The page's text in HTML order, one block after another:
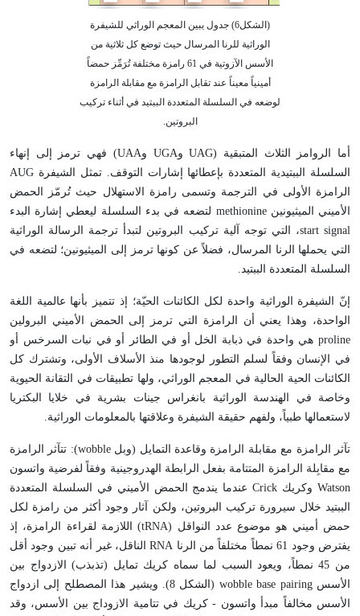
(الشكل6) جدول يبين المعجم الوراثي للشيفرة
الوراثية للرنا المرسال حيث توضع كل ثلاثية من
الأسس الآزوتية في 61 رامزة مختلفة تُرَمِّز حمضاً
أمينياً معيناً عند تقابل الرامزة مع مقابلة الرامزة
لوضعه في السلسلة المتعددة الببتيد في أثناء تركيب
البروتين.
أما الروامز الثلاث المتبقية (UAG وUGA وUAA) فهي ترمز إلى إنهاء
السلسلة الببتيدية المتعددة بإعطائها إشارات التوقف. تمثل الشيفرة AUG
الرامزة الأولى في الترجمة وتسمى رامزة الاستهلال حيث تُرمّز الحمض
الأميني الميثيونين methionine لتضعه في بدء السلسلة ليعطي إشارة البدء
start signal، التي توجه آلية تركيب البروتين لتبدأ ترجمة الرسالة الوراثية
التي يحملها الرنا المرسال، فضلاً عن كونها ترمز إلى الميثيونين؛ لتضعه في
السلسلة المتعددة الببتيد.
إنّ الشيفرة الوراثية واحدة لكل الكائنات الحيّة؛ إذ تتميز بأنها عالمية اللغة
الواحدة، وهذا يعني أن الرامزة التي ترمز إلى الحمض الأميني البرولين
proline هي واحدة في ذبابة الخل أو في الطائر أو في نبات السرخس أو
في الإنسان وفقاً لسلم التطور لوجودها منذ الأسلاف الأولى، وتشترك كل
الكائنات الحية الحالية في المعجم الوراثي، ولها تطبيقات في التقانة الحيوية
وخاصة في الهندسة الوراثية بانغراس جينات بشرية في خلايا البكتريا
لاستعمالها طبياً، ولفهم حقيقة الشيفرة وعلاقتها بالمعلومات الوراثية.
تآثر الرامزة مع مقابلة الرامزة وقاعدة التمايل (وبل wobble): تتآثر الرامزة
مع مقابِلة الرامزة المتتامة بفعل الرابطة الهدروجينية وفقاً لفرضية واتسون
Watson وكريك Crick عندما يندمج الحمض الأميني في السلسلة المتعددة
الببتيد خلال سيرورة تركيب البروتين، ولكن آثار وجود أكثر من رامزة لكل
حمض أميني هو موضوع عدد النواقل (tRNA) اللازمة لقراءة الرامزة، إذ
يفترض وجود 61 نمطاً مختلفاً من الرنا RNA الناقل، غير أنه تبين وجود أقل
من 45 نمطاً، ويعود السبب لما سماه كريك تمايل (تذبذب) الازدواج بين
الأسس wobble base pairing (الشكل 8). ويشير هذا المصطلح إلى ازدواج
الأسس مخالفاً مبدأ واتسون - كريك في تتامية الازوداج بين الأسس، وقد